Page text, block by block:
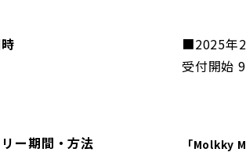
■2025年2
受付開始
ー期間・方法 「Molkky